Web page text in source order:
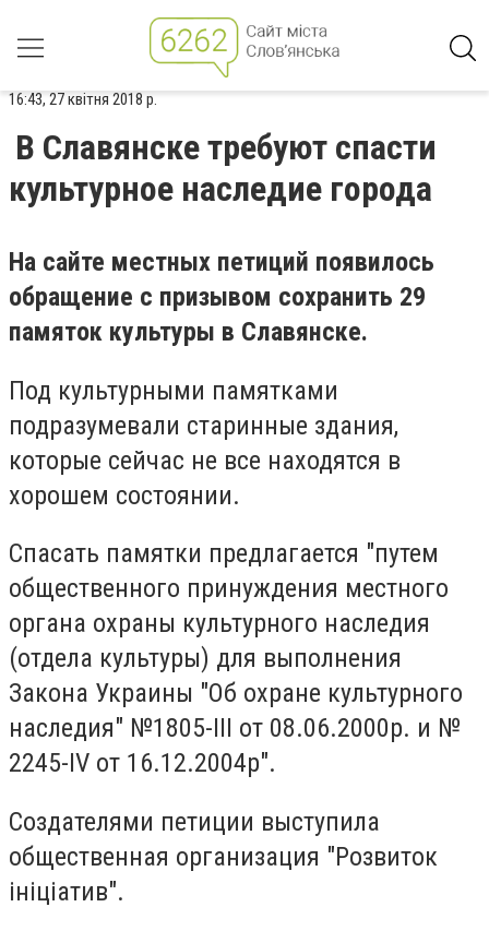
16:43, 27 квітня 2018 р.
В Славянске требуют спасти
культурное наследие города
На сайте местных петиций появилось
обращение с призывом сохранить 29
памяток культуры в Славянске.
Под культурными памятками
подразумевали старинные здания,
которые сейчас не все находятся в
хорошем состоянии.
Спасать памятки предлагается "путем
общественного принуждения местного
органа охраны культурного наследия
(отдела культуры) для выполнения
Закона Украины "Об охране культурного
наследия" №1805-III от 08.06.2000р. и №
2245-IV от 16.12.2004р".
Создателями петиции выступила
общественная организация "Розвиток
ініціатив".